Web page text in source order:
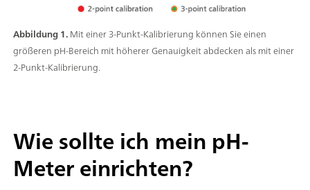
Abbildung 1.Mit einer 3-Punkt-Kalibrierung können Sie einen
größeren pH-Bereich mit höherer Genauigkeit abdecken als mit einer
2-Punkt-Kalibrierung.
Wie sollte ich mein pH-
Meter einrichten?